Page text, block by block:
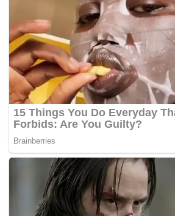
“Ooo hati remuk melihat ekspresi
sebelum hantar tesis, pada Jun
pulang ke tanah air, sudah kena
bertugas dan Papa ketika itu baru
strok.
tengah malam saya akan mula
sampai ke pagi dan Papa di tingkat
memanggil anak-anak untuk
tulisnya di ruangan
captiondi akaun